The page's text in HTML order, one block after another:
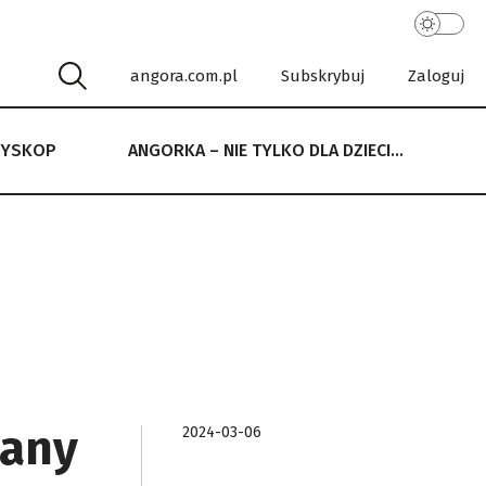
angora.com.pl Subskrybuj Zaloguj
ANGORKA – NIE TYLKO DLA DZIECI…
NIE TYLKO DLA DZIECI…
2024-03-06